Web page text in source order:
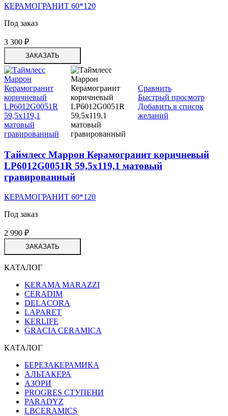
КЕРАМОГРАНИТ 60*120
Под заказ
3 300 ₽
ЗАКАЗАТЬ
Сравнить
Быстрый просмотр
Добавить в список
желаний
Таймлесс Маррон Керамогранит коричневый
LP6012G0051R 59,5х119,1 матовый
гравированный
КЕРАМОГРАНИТ 60*120
Под заказ
2 990 ₽
ЗАКАЗАТЬ
КАТАЛОГ
KERAMA MARAZZI
CERADIM
DELACORA
LAPARET
KERLIFE
GRACIA CERAMICA
КАТАЛОГ
БЕРЕЗАКЕРАМИКА
АЛЬТАКЕРА
АЗОРИ
PROGRES СТУПЕНИ
PARADYZ
LBCERAMICS